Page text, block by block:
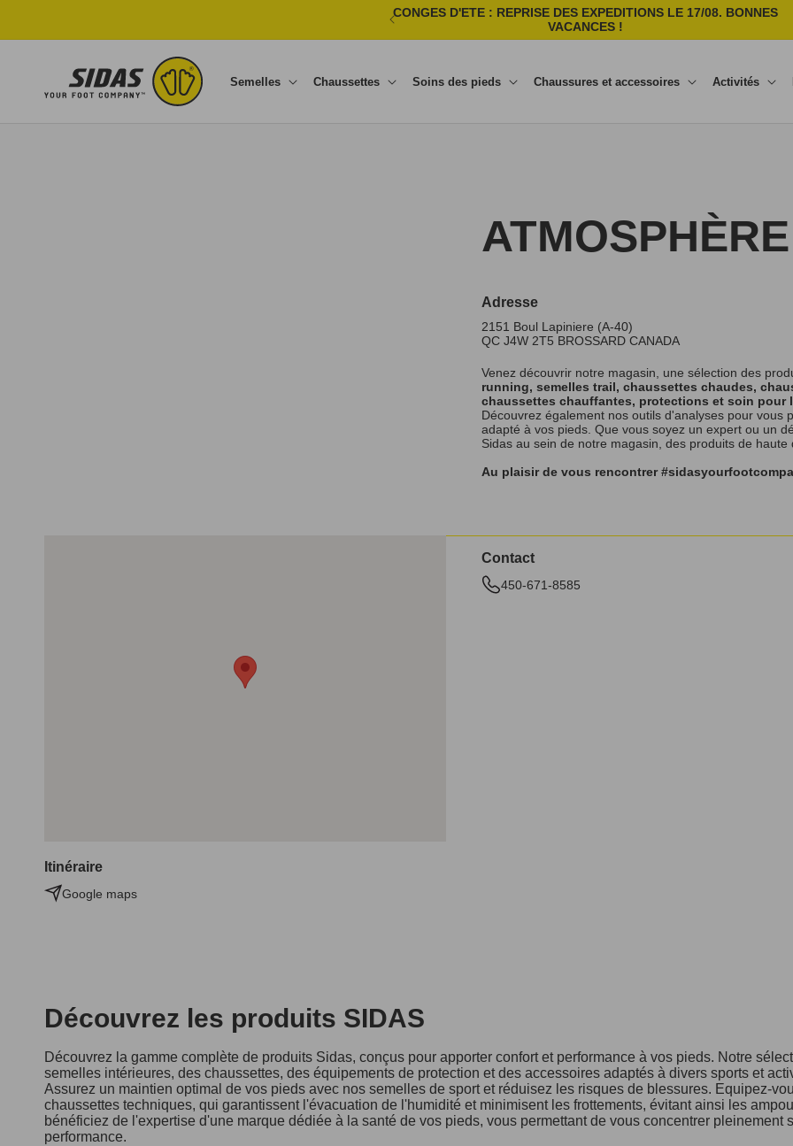
CONGES D'ETE : REPRISE DES EXPEDITIONS LE 17/08. BONNES
VACANCES !
Semelles Chaussettes Soins des pieds Chaussures et accessoires Activités
Adresse
2151 Boul Lapiniere (A-40)
QC J4W 2T5 BROSSARD CANADA
Venez découvrir notre magasin, une sélection des
running, semelles trail, chaussettes chaudes,
chaussettes chauffantes, protections et soin pour
Découvrez également nos outils d'analyses pour
adapté à vos pieds. Que vous soyez un expert ou un
Sidas au sein de notre magasin, des produits de
Au plaisir de vous rencontrer
Itinéraire
Google maps
Contact
450-671-8585
Découvrez les produits SIDAS
Découvrez la gamme complète de produits Sidas, conçus pour apporter confort et performance à vos pieds. Notre
semelles intérieures, des chaussettes, des équipements de protection et des accessoires adaptés à divers sports et
Assurez un maintien optimal de vos pieds avec nos semelles de sport et réduisez les risques de blessures. Equipez-
chaussettes techniques, qui garantissent l'évacuation de l'humidité et minimisent les frottements, évitant ainsi les
bénéficiez de l'expertise d'une marque dédiée à la santé de vos pieds, vous permettant de vous concentrer pleinement
performance.